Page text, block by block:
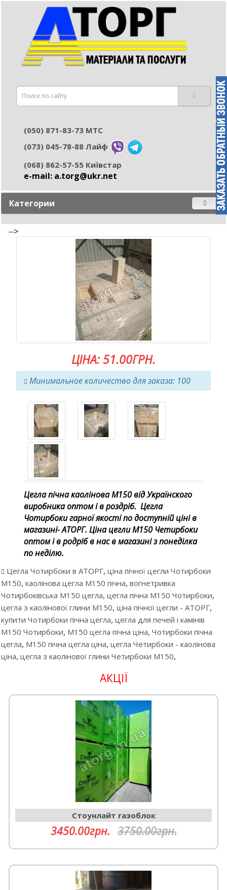
(050) 871-83-73 МТС
(073) 045-78-88 Лайф
(068) 862-57-55 Київстар
e-mail: а.torg@ukr.net
Категории
-->
ЦІНА: 51.00ГРН.
Минимальное количество для заказа: 100
Цегла пічна каолінова М150 від Українского
виробника оптом і в роздріб. Цегла
Чотирбоки гарної якості по доступній ціні в
магазині- АТОРГ. Ціна цегли М150 Четирбоки
оптом і в родріб в нас в магазині з понеділка
по неділю.
Цегла Чотирбоки в АТОРГ, ціна пічної цегли Чотирбоки
М150, каолінова цегла М150 пічна, вогнетривка
Чотирбоківська М150 цегла, цегла пічна М150 Чотирбоки,
цегла з каолінової глини М150, ціна пічної цегли - АТОРГ,
купити Чотирбоки пічна цегла, цегла для печей і камінів
М150 Чотирбоки, М150 цегла пічна ціна, Чотирбоки пічна
цегла, М150 пічна цегла ціна, цегла Четирбоки - каолінова
ціна, цегла з каолінової глини Четирбоки М150,
АКЦІЇ
Cтоунлайт газоблок
3450.00грн. 3750.00грн.